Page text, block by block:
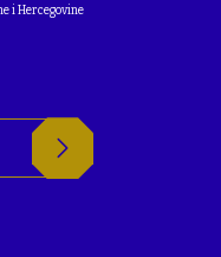
i Hercegovine